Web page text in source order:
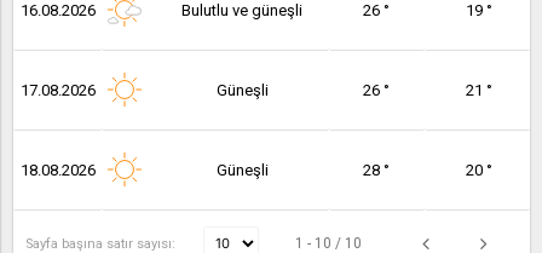
16.08.2026 Bulutlu ve güneşli 26 ° 19 °
17.08.2026 Güneşli 26 ° 21 °
18.08.2026 Güneşli 28 ° 20 °
Sayfa başına satır sayısı: 1 - 10 / 10